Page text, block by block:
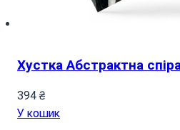
Хустка Абстрактна
394 ₴
У кошик